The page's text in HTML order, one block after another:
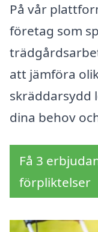
På vår
företag som
att jämföra
skräddarsydd
dina behov
Få 3
förpliktelser